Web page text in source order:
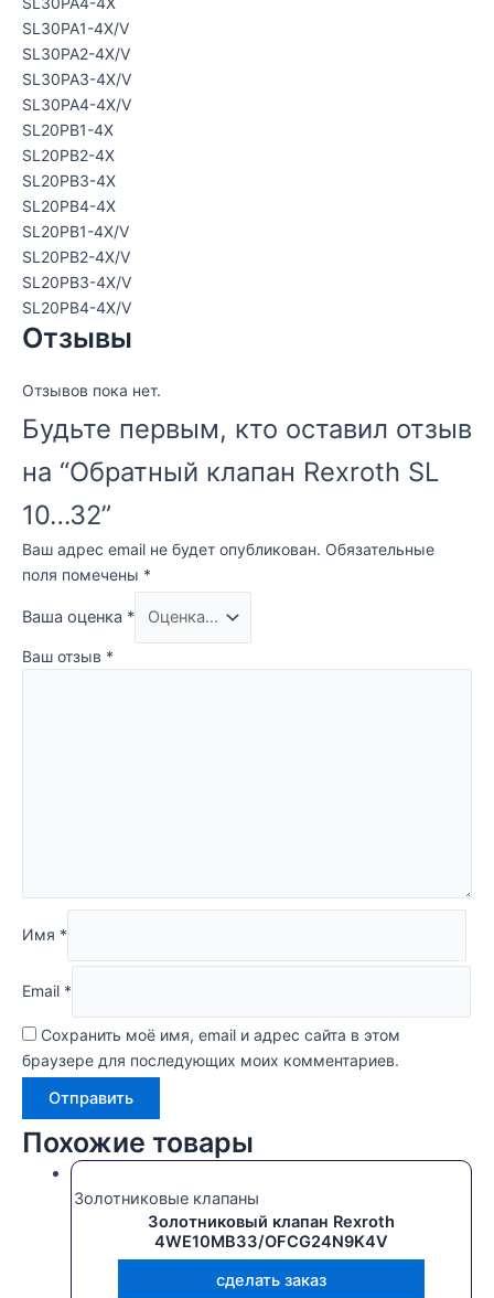
SL30PA1-4X/V
SL30PA2-4X/V
SL30PA3-4X/V
SL30PA4-4X/V
SL20PB1-4X
SL20PB2-4X
SL20PB3-4X
SL20PB4-4X
SL20PB1-4X/V
SL20PB2-4X/V
SL20PB3-4X/V
SL20PB4-4X/V
Отзывы
Отзывов пока нет.
Будьте первым, кто оставил отзыв
на “Обратный клапан Rexroth SL
10…32”
Ваш адрес email не будет опубликован. Обязательные
поля помечены *
Ваша оценка *
Ваш отзыв *
Имя *
Email *
Сохранить моё имя, email и адрес сайта в этом
браузере для последующих моих комментариев.
Похожие товары
Золотниковые клапаны
Золотниковый клапан Rexroth
4WE10MB33/OFCG24N9K4V
сделать заказ